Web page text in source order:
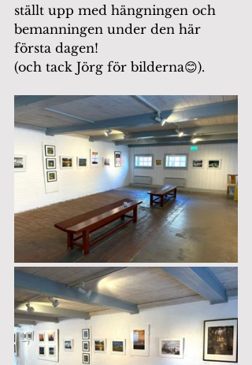
ställt upp med hängningen och
bemanningen under den här
första dagen!
(och tack Jörg för bilderna😊).